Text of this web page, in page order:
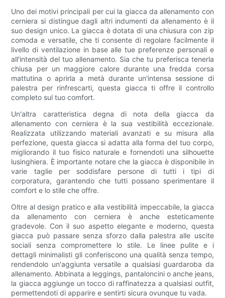
Uno dei motivi principali per cui la giacca da allenamento con
cerniera si distingue dagli altri indumenti da allenamento è il
suo design unico. La giacca è dotata di una chiusura con zip
comoda e versatile, che ti consente di regolare facilmente il
livello di ventilazione in base alle tue preferenze personali e
all'intensità del tuo allenamento. Sia che tu preferisca tenerla
chiusa per un maggiore calore durante una fredda corsa
mattutina o aprirla a metà durante un'intensa sessione di
palestra per rinfrescarti, questa giacca ti offre il controllo
completo sul tuo comfort.
Un'altra caratteristica degna di nota della giacca da
allenamento con cerniera è la sua vestibilità eccezionale.
Realizzata utilizzando materiali avanzati e su misura alla
perfezione, questa giacca si adatta alla forma del tuo corpo,
migliorando il tuo fisico naturale e fornendoti una silhouette
lusinghiera. È importante notare che la giacca è disponibile in
varie taglie per soddisfare persone di tutti i tipi di
corporatura, garantendo che tutti possano sperimentare il
comfort e lo stile che offre.
Oltre al design pratico e alla vestibilità impeccabile, la giacca
da allenamento con cerniera è anche esteticamente
gradevole. Con il suo aspetto elegante e moderno, questa
giacca può passare senza sforzo dalla palestra alle uscite
sociali senza compromettere lo stile. Le linee pulite e i
dettagli minimalisti gli conferiscono una qualità senza tempo,
rendendolo un'aggiunta versatile a qualsiasi guardaroba da
allenamento. Abbinata a leggings, pantaloncini o anche jeans,
la giacca aggiunge un tocco di raffinatezza a qualsiasi outfit,
permettendoti di apparire e sentirti sicura ovunque tu vada.